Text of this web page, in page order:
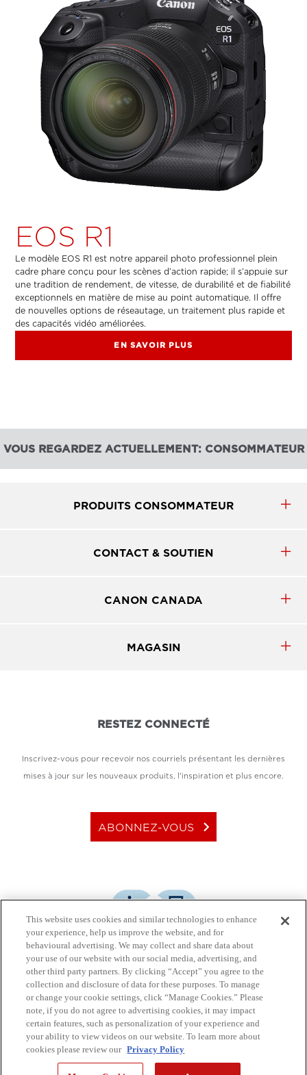
EOS R1
Le modèle EOS R1 est notre appareil photo professionnel plein
cadre phare conçu pour les scènes d’action rapide; il s’appuie sur
une tradition de rendement, de vitesse, de durabilité et de fiabilité
exceptionnels en matière de mise au point automatique. Il offre
de nouvelles options de réseautage, un traitement plus rapide et
des capacités vidéo améliorées.
EN SAVOIR PLUS
VOUS REGARDEZ ACTUELLEMENT: CONSOMMATEUR
PRODUITS CONSOMMATEUR
CONTACT & SOUTIEN
CANON CANADA
MAGASIN
RESTEZ CONNECTÉ
Inscrivez-vous pour recevoir nos courriels présentant les dernières
mises à jour sur les nouveaux produits, l'inspiration et plus encore.
ABONNEZ-VOUS keyboard_arrow_right
JOIGNEZ-VOUS À LA CONVERSATION
© Canon Canada Inc., 2026. Tous droits réservés.
This website uses cookies and similar technologies to enhance
your experience, help us improve the website, and for
behavioural advertising. We may collect and share data about
your use of our website with our social media, advertising, and
other third party partners. By clicking “Accept” you agree to the
collection and disclosure of data for these purposes. To manage
or change your cookie settings, click “Manage Cookies.” Please
note, if you do not agree to advertising cookies, it may impact
certain features, such as personalization of your experience and
your ability to view videos on our website. To learn more about
cookies please review our Privacy Policy